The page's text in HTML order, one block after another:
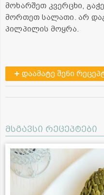
მოხარშეთ კვერცხი,
მორთეთ სალათი. არ
პილპილის მოყრა.
დაამატე შენი
მსგავსი რეცეპტები